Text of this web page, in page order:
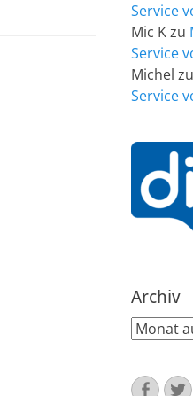
Service
Mic Kzu
Service
Michel zu
Service
Archiv
Archiv